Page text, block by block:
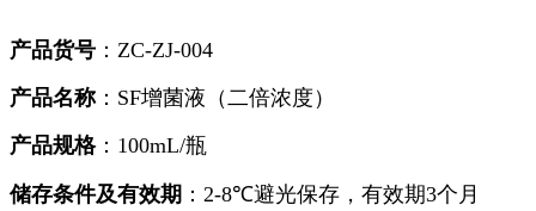
产品货号 ： ZC-ZJ-004
产品名称： SF增菌液（二倍浓度）
产品规格： 100mL/瓶
储存条件及有效期 ： 2-8℃避光保存，有效期3个月